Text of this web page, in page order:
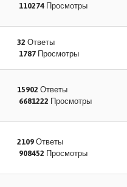
110274 Просмотры
32 Ответы
1787 Просмотры
15902 Ответы
6681222 Просмотры
2109 Ответы
908452 Просмотры